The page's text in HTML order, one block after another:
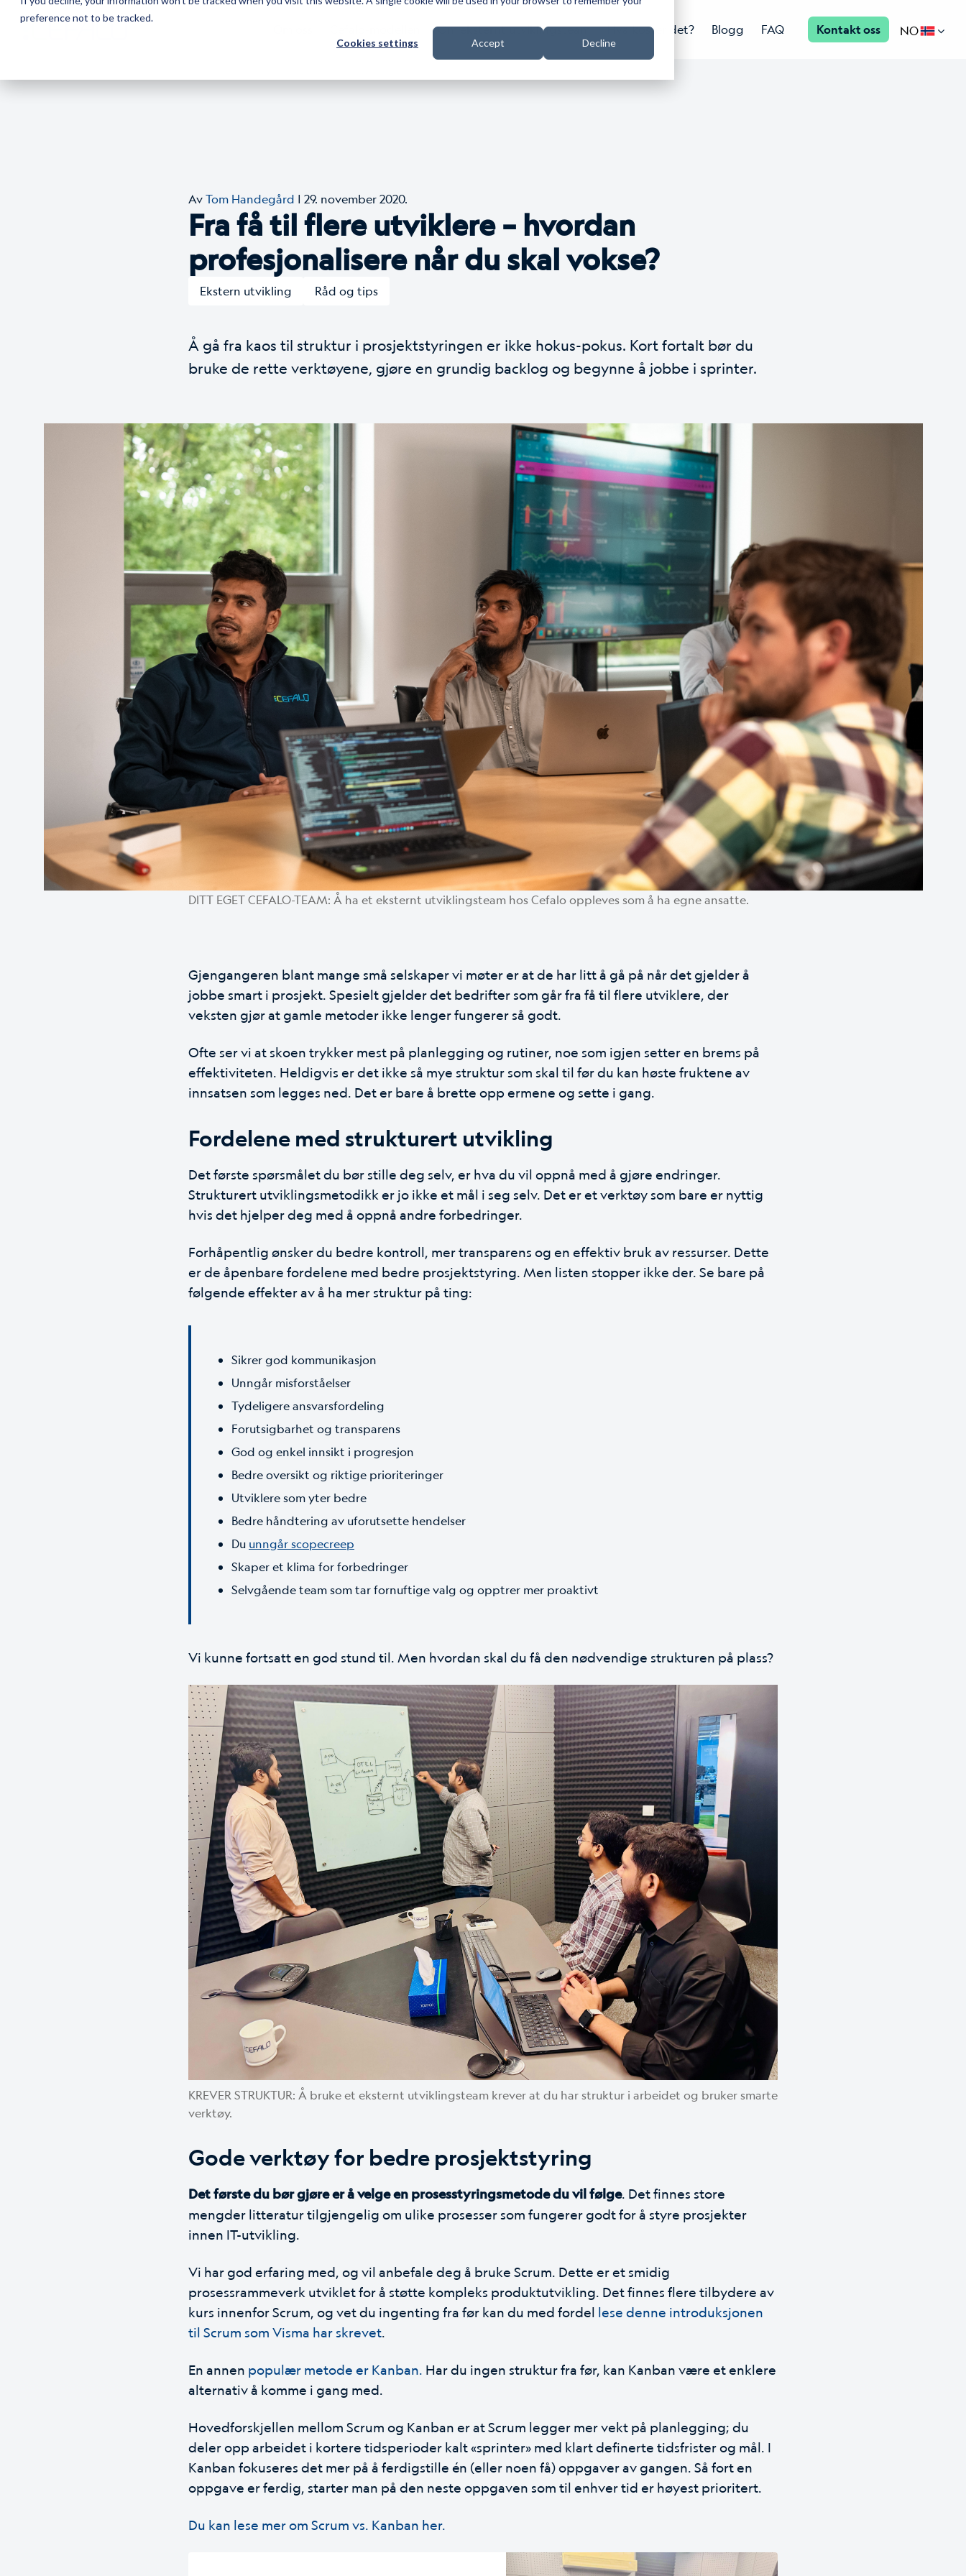
preference not to be tracked.
Cookies settings Accept Decline
Om eksternt utviklingsteam Hva koster det? Blogg FAQ Kontakt oss NO
AvTom Handegård | 29. november 2020.
Fra få til flere utviklere – hvordan
profesjonalisere når du skal vokse?
Ekstern utvikling Råd og tips
Å gå fra kaos til struktur i prosjektstyringen er ikke hokus-pokus. Kort fortalt bør du
bruke de rette verktøyene, gjøre en grundig backlog og begynne å jobbe i sprinter.
DITT EGET CEFALO-TEAM: Å ha et eksternt utviklingsteam hos Cefalo oppleves som å ha egne ansatte.
Gjengangeren blant mange små selskaper vi møter er at de har litt å gå på når det gjelder å
jobbe smart i prosjekt. Spesielt gjelder det bedrifter som går fra få til flere utviklere, der
veksten gjør at gamle metoder ikke lenger fungerer så godt.
Ofte ser vi at skoen trykker mest på planlegging og rutiner, noe som igjen setter en brems på
effektiviteten. Heldigvis er det ikke så mye struktur som skal til før du kan høste fruktene av
innsatsen som legges ned. Det er bare å brette opp ermene og sette i gang.
Fordelene med strukturert utvikling
Det første spørsmålet du bør stille deg selv, er hva du vil oppnå med å gjøre endringer.
Strukturert utviklingsmetodikk er jo ikke et mål i seg selv. Det er et verktøy som bare er nyttig
hvis det hjelper deg med å oppnå andre forbedringer.
Forhåpentlig ønsker du bedre kontroll, mer transparens og en effektiv bruk av ressurser. Dette
er de åpenbare fordelene med bedre prosjektstyring. Men listen stopper ikke der. Se bare på
følgende effekter av å ha mer struktur på ting:
Sikrer god kommunikasjon
Unngår misforståelser
Tydeligere ansvarsfordeling
Forutsigbarhet og transparens
God og enkel innsikt i progresjon
Bedre oversikt og riktige prioriteringer
Utviklere som yter bedre
Bedre håndtering av uforutsette hendelser
Du unngår scopecreep
Skaper et klima for forbedringer
Selvgående team som tar fornuftige valg og opptrer mer proaktivt
Vi kunne fortsatt en god stund til. Men hvordan skal du få den nødvendige strukturen på plass?
KREVER STRUKTUR: Å bruke et eksternt utviklingsteam krever at du har struktur i arbeidet og bruker smarte
verktøy.
Gode verktøy for bedre prosjektstyring
Det første du bør gjøre er å velge en prosesstyringsmetode du vil følge. Det finnes store
mengder litteratur tilgjengelig om ulike prosesser som fungerer godt for å styre prosjekter
innen IT-utvikling.
Vi har god erfaring med, og vil anbefale deg å bruke Scrum. Dette er et smidig
prosessrammeverk utviklet for å støtte kompleks produktutvikling. Det finnes flere tilbydere av
kurs innenfor Scrum, og vet du ingenting fra før kan du med fordel lese denne introduksjonen
til Scrum som Visma har skrevet.
En annen populær metode er Kanban. Har du ingen struktur fra før, kan Kanban være et enklere
alternativ å komme i gang med.
Hovedforskjellen mellom Scrum og Kanban er at Scrum legger mer vekt på planlegging; du
deler opp arbeidet i kortere tidsperioder kalt «sprinter» med klart definerte tidsfrister og mål. I
Kanban fokuseres det mer på å ferdigstille én (eller noen få) oppgaver av gangen. Så fort en
oppgave er ferdig, starter man på den neste oppgaven som til enhver tid er høyest prioritert.
Du kan lese mer om Scrum vs. Kanban her.